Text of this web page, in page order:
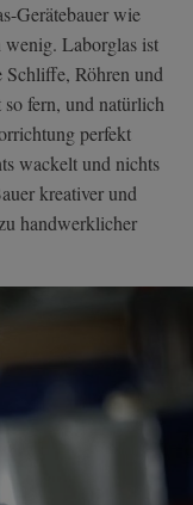
Gerätebauer wie
Laborglas ist
Schliffe, Röhren und
fern, und natürlich
perfekt
wackelt und nichts
kreativer und
handwerklicher